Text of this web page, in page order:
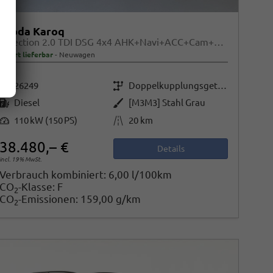
Skoda Karoq
Selection 2.0 TDI DSG 4x4 AHK+Navi+ACC+Cam+Winter+eHeck+Ambiente+Lodge+GV5
sofort lieferbar Neuwagen
26249 Getriebe
Doppelkupplungsgetriebe (DSG)
Kraftstoff Diesel Außenfarbe
[M3M3] Stahl Grau
Leistung 110 kW (150 PS) Kilometerstand 20 km
38.480,– €
incl. 19% MwSt.
Details
Verbrauch kombiniert: 6,00 l/100km
CO2-Klasse: F
CO2-Emissionen: 159,00 g/km